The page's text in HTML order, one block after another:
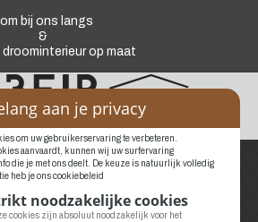
bij ons langs
&
droominterieur op maat
BEL ONS
aan je privacy
om uw gebruikerservaring te verbeteren.
aanvaardt, kunnen wij uw surfervaring
die je met ons deelt. De keuze is natuurlijk volledig
heb jeons cookiebeleid
noodzakelijke cookies
cookies zijn absoluut noodzakelijk voor het